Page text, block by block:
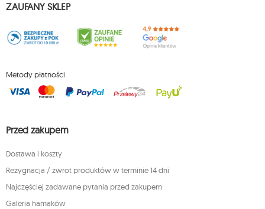
ZAUFANY SKLEP
Metody płatności
Przed zakupem
Dostawa i koszty
Rezygnacja / zwrot produktów w terminie 14 dni
Najczęściej zadawane pytania przed zakupem
Galeria hamaków